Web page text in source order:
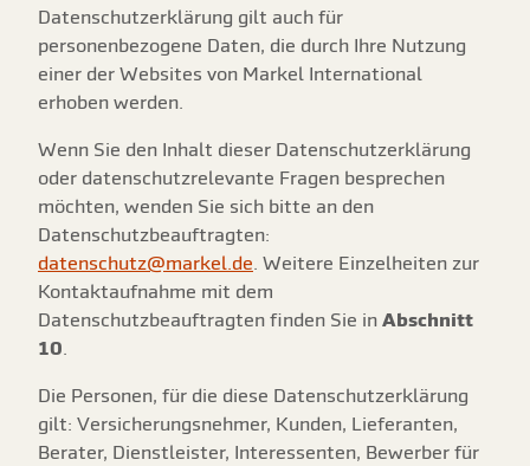
Datenschutzerklärung gilt auch für
personenbezogene Daten, die durch Ihre Nutzung
einer der Websites von Markel International
erhoben werden.
Wenn Sie den Inhalt dieser Datenschutzerklärung
oder datenschutzrelevante Fragen besprechen
möchten, wenden Sie sich bitte an den
Datenschutzbeauftragten:
datenschutz@markel.de . Weitere Einzelheiten zur
Kontaktaufnahme mit dem
Datenschutzbeauftragten finden Sie in Abschnitt
10
Die Personen, für die diese Datenschutzerklärung
gilt: Versicherungsnehmer, Kunden, Lieferanten,
Berater, Dienstleister, Interessenten, Bewerber für